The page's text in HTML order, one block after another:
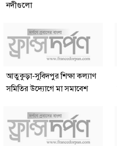
নদীগুলো
আতুকুড়া-সুবিদপুর শিক্ষা কল্যাণ
সমিতির উদ্যোগে মা সমাবেশ